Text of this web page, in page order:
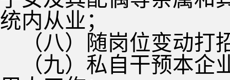
统内从业；
（八）随岗位变动
（九）私自干预本